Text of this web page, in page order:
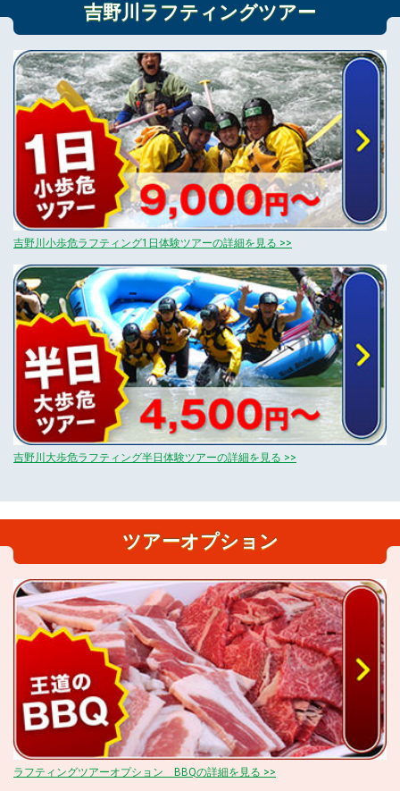
吉野川ラフティングツアー
吉野川小歩危ラフティング1日体験ツアーの詳細を見る >>
吉野川大歩危ラフティング半日体験ツアーの詳細を見る >>
ツアーオプション
ラフティングツアーオプション BBQの詳細を見る >>